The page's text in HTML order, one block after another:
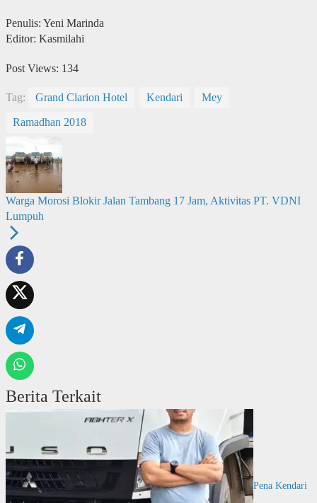
Penulis: Yeni Marinda
Editor: Kasmilahi
Post Views: 134
Tag: Grand Clarion Hotel Kendari Mey
Ramadhan 2018
Warga Morosi Blokir Jalan Tambang 17 Jam, Aktivitas PT. VDNI
Lumpuh
Berita Terkait
Pena Kendari